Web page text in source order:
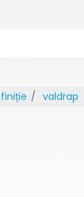
valdrap